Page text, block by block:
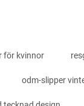
för kvinnor
odm-slipper